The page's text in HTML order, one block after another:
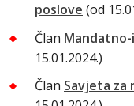
poslove (od
Član
15.01.2024.)
Član Savjeta za